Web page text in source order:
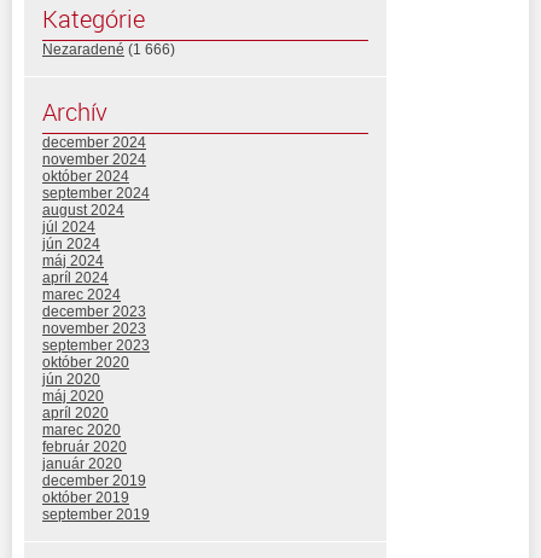
Kategórie
Nezaradené (1 666)
Archív
december 2024
november 2024
október 2024
september 2024
august 2024
júl 2024
jún 2024
máj 2024
apríl 2024
marec 2024
december 2023
november 2023
september 2023
október 2020
jún 2020
máj 2020
apríl 2020
marec 2020
február 2020
január 2020
december 2019
október 2019
september 2019